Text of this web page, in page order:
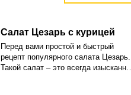
Салат Цезарь с курицей
Перед вами простой и быстрый
рецепт популярного салата Цезарь.
Такой салат – это всегда изысканно